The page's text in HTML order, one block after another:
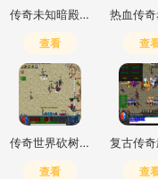
传奇未知暗殿在哪
查看 查
传奇世界砍树在哪里打
查看 查